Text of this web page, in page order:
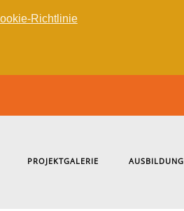
Richtlinie
PROJEKTGALERIE AUSBILDUNG